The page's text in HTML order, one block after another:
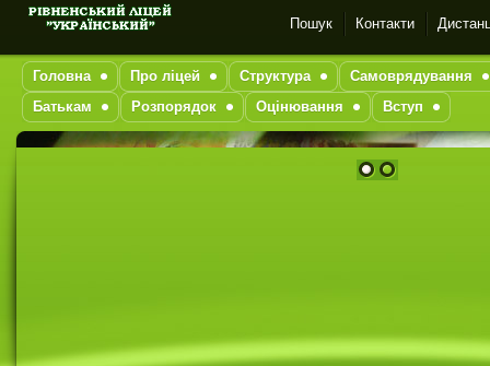
Пошук Контакти
Головна Про ліцей Структура
Самоврядування
Батькам
Розпорядок Оцінювання Вступ